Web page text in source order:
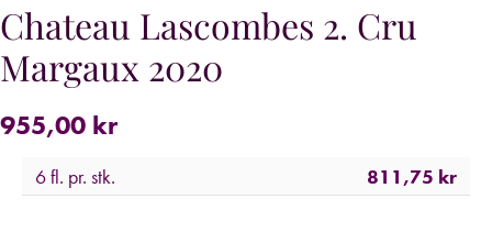
Chateau Lascombes 2. Cru
Margaux 2020
955,00 kr
6 fl. pr. stk. 811,75 kr